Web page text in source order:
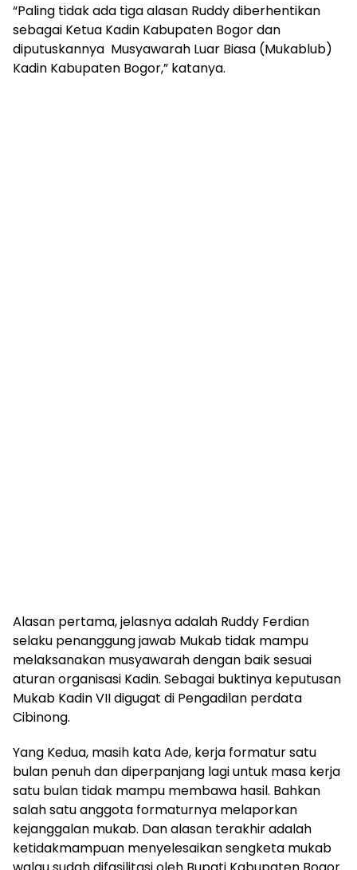
“Paling tidak ada tiga alasan Ruddy diberhentikan
sebagai Ketua Kadin Kabupaten Bogor dan
diputuskannya Musyawarah Luar Biasa (Mukablub)
Kadin Kabupaten Bogor,” katanya.
Alasan pertama, jelasnya adalah Ruddy Ferdian
selaku penanggung jawab Mukab tidak mampu
melaksanakan musyawarah dengan baik sesuai
aturan organisasi Kadin. Sebagai buktinya keputusan
Mukab Kadin VII digugat di Pengadilan perdata
Cibinong.
Yang Kedua, masih kata Ade, kerja formatur satu
bulan penuh dan diperpanjang lagi untuk masa kerja
satu bulan tidak mampu membawa hasil. Bahkan
salah satu anggota formaturnya melaporkan
kejanggalan mukab. Dan alasan terakhir adalah
ketidakmampuan menyelesaikan sengketa mukab